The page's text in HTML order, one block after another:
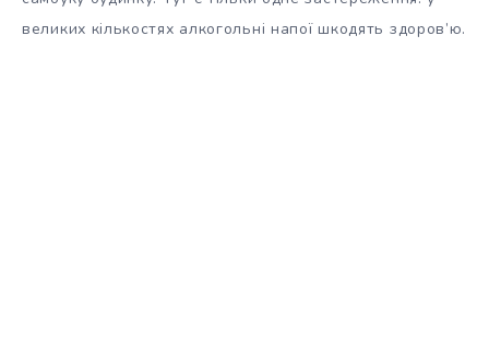
великих кількостях алкогольні напої шкодять здоров’ю.